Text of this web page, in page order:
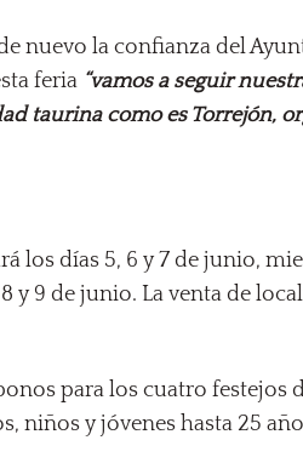
nuevo la confianza del
feria “vamos a seguir
taurina como es Torrejón,
los días 5, 6 y 7 de junio,
9 de junio. La venta de
para los cuatro festejos
niños y jóvenes hasta 25